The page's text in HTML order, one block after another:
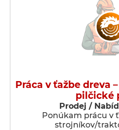
Práca v ťažbe dreva
pilčické
Prodej /
Ponúkam prácu v
strojníkov/